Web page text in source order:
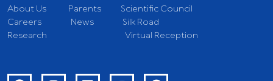
About Us Parents
Scientific Council
Careers
News
Silk Road
Research
Virtual Reception